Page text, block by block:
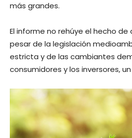
más grandes.
El informe no rehúye el hecho de
pesar de la legislación
estricta y de las cambiantes
consumidores y los inversores,